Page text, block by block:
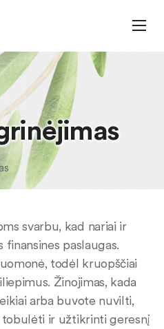
svarbu, kad nariai ir
paslaugas.
todėl kruopščiai
Žinojimas, kada
arba buvote nuvilti,
ir užtikrinti geresnį